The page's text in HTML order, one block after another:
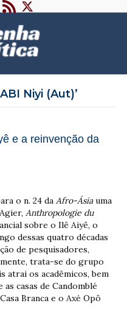
Niyi (Aut)’
e a reinvenção da
o n. 24 da Afro-Ásiauma
Anthropologie du
sobre o Ilê Aiyê, o
dessas quatro décadas
de pesquisadores,
trata-se do grupo
atrai os acadêmicos, bem
casas de Candomblé
Branca e o Axé Opô